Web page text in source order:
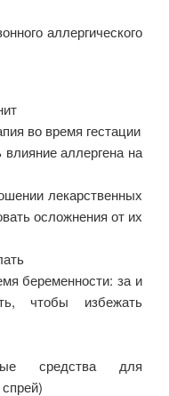
аллергического
во время гестации
аллергена на
лекарственных
осложнения от их
беременности: за и
чтобы избежать
средства для